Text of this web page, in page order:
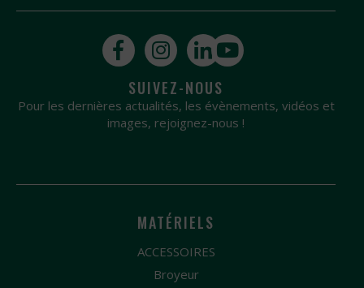
SUIVEZ-NOUS
Pour les dernières actualités, les évènements, vidéos et
images, rejoignez-nous !
MATÉRIELS
ACCESSOIRES
Broyeur